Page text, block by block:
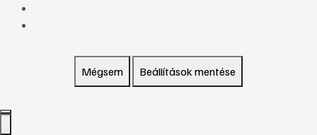
Mégsem Beállítások mentése